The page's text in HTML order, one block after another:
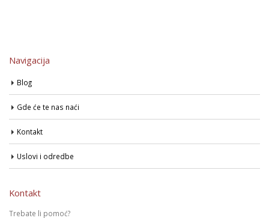
Navigacija
Blog
Gde će te nas naći
Kontakt
Uslovi i odredbe
Kontakt
Trebate li pomoć?